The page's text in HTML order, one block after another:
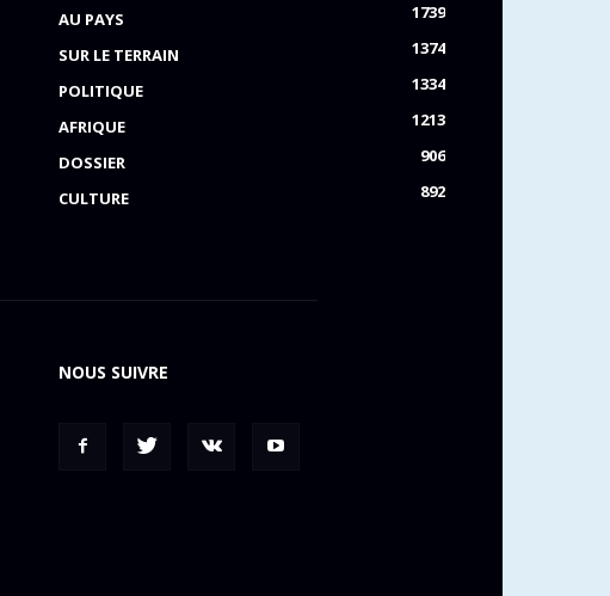
AU PAYS
1739
SUR LE TERRAIN
1374
POLITIQUE
1334
AFRIQUE
1213
DOSSIER
906
CULTURE
892
NOUS SUIVRE